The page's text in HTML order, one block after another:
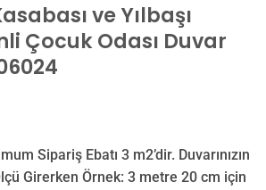
ve Yılbaşı
Çocuk Odası Duvar
Sipariş Ebatı 3 m2’dir. Duvarınızın
Girerken Örnek: 3 metre 20 cm için